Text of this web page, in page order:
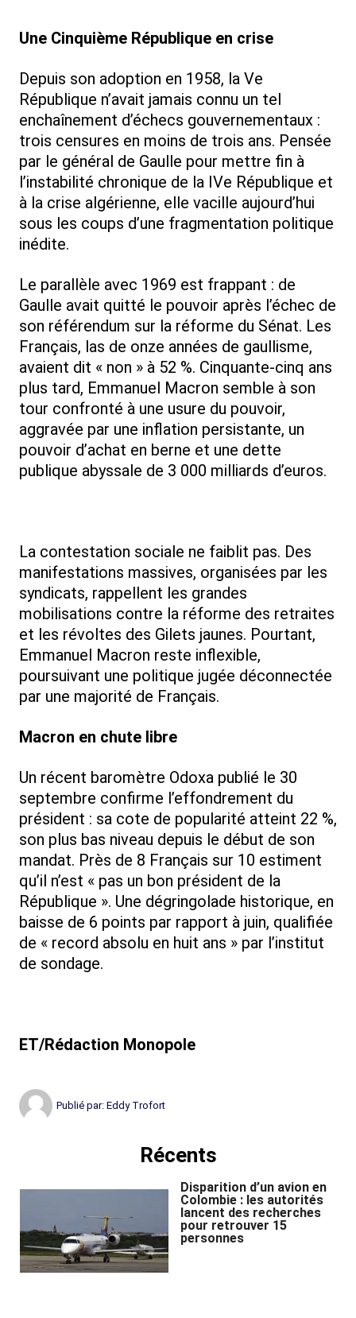
Une Cinquième République en crise
Depuis son adoption en 1958, la Ve
République n’avait jamais connu un tel
enchaînement d’échecs gouvernementaux :
trois censures en moins de trois ans. Pensée
par le général de Gaulle pour mettre fin à
l’instabilité chronique de la IVe République et
à la crise algérienne, elle vacille aujourd’hui
sous les coups d’une fragmentation politique
inédite.
Le parallèle avec 1969 est frappant : de
Gaulle avait quitté le pouvoir après l’échec de
son référendum sur la réforme du Sénat. Les
Français, las de onze années de gaullisme,
avaient dit « non » à 52 %. Cinquante-cinq ans
plus tard, Emmanuel Macron semble à son
tour confronté à une usure du pouvoir,
aggravée par une inflation persistante, un
pouvoir d’achat en berne et une dette
publique abyssale de 3 000 milliards d’euros.
La contestation sociale ne faiblit pas. Des
manifestations massives, organisées par les
syndicats, rappellent les grandes
mobilisations contre la réforme des retraites
et les révoltes des Gilets jaunes. Pourtant,
Emmanuel Macron reste inflexible,
poursuivant une politique jugée déconnectée
par une majorité de Français.
Macron en chute libre
Un récent baromètre Odoxa publié le 30
septembre confirme l’effondrement du
président : sa cote de popularité atteint 22 %,
son plus bas niveau depuis le début de son
mandat. Près de 8 Français sur 10 estiment
qu’il n’est « pas un bon président de la
République ». Une dégringolade historique, en
baisse de 6 points par rapport à juin, qualifiée
de « record absolu en huit ans » par l’institut
de sondage.
ET/Rédaction Monopole
Publié par: Eddy Trofort
Récents
Disparition d’un avion en
Colombie : les autorités
lancent des recherches
pour retrouver 15
personnes